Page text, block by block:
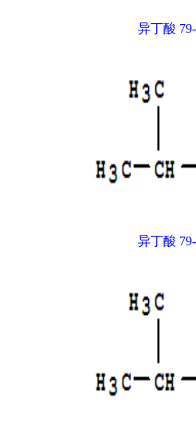
异丁酸
异丁酸